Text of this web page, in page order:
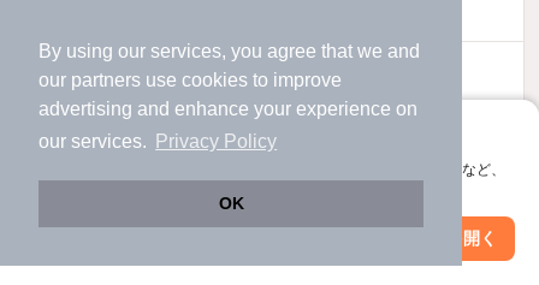
By using our services, you agree that we and
our partners use cookies to improve
advertising and enhance your experience on
our services.
Privacy Policy
OK
アプリに切り替えて、サクサクお部屋探し
会員登録なしですぐ使える。マップ検索やお気に入り保存など、
アプリを開く
駐車場あり
洗濯機置場あり
絞り込み条件を変更